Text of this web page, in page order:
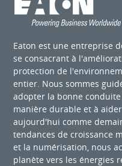
Eaton est une entreprise
se consacrant à
protection de
entier. Nous sommes
adopter la bonne
manière durable et à
aujourd'hui comme
tendances de croissance
et la numérisation, nous
planète vers les énergies